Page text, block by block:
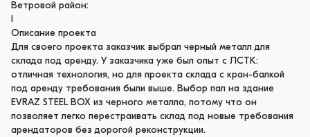
Ветровой район:
I
Описание проекта
Для своего проекта заказчик выбрал черный металл для
склада под аренду. У заказчика уже был опыт с ЛСТК:
отличная технология, но для проекта склада с кран-балкой
под аренду требования были выше. Выбор пал на здание
EVRAZ STEEL BOX из черного металла, потому что он
позволяет легко перестраивать склад под новые требования
арендаторов без дорогой реконструкции.